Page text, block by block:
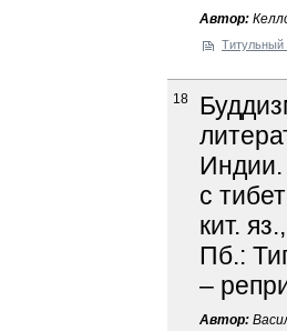
Автор:
Титульный
18
с
кит.
Пб.:
–
Автор: